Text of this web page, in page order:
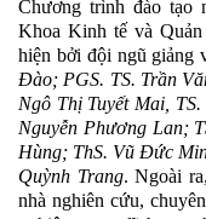
Chương trình đào tạo
Khoa Kinh tế và
hiện bởi đội ngũ giảng
Đào; PGS. TS. Trần
Ngô Thị Tuyết Mai,
Nguyễn Phương Lan;
Hùng; ThS. Vũ Đức
Quỳnh Trang. Ngoài
nhà nghiên cứu,